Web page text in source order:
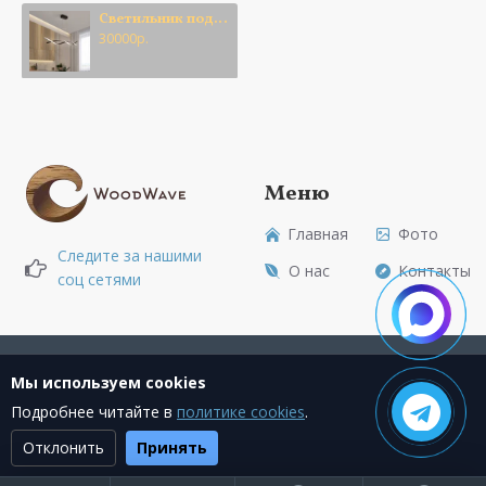
кабелем внутри. Это позволяет выставить высоту
подвеса.
· Длина: 2 метра(2000 мм)
Живое дерево и свет в одной скульптуре!
Светильник подвесной Спираль
30000р.
Следите за нашими
соц сетями
Меню
Главная
О нас
Фото
Контакты
Текущее состояние cookie:не выбрано
Мы используем cookies
Подробнее читайте в политике cookies.
Отклонить
Принять